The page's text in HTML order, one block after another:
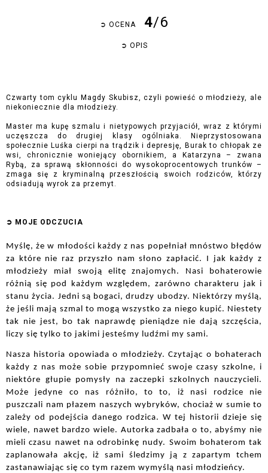
➲ OCENA 4/6
➲ OPIS
Czwarty tom cyklu Magdy Skubisz, czyli powieść o młodzieży, ale
niekoniecznie dla młodzieży.
Master ma kupę szmalu i nietypowych przyjaciół, wraz z którymi
uczęszcza do drugiej klasy ogólniaka. Nieprzystosowana
społecznie Luśka cierpi na trądzik i depresję, Burak to chłopak ze
wsi, chronicznie woniejący obornikiem, a Katarzyna – zwana
Rybą, za sprawą skłonności do wysokoprocentowych trunków –
zmaga się z kryminalną przeszłością swoich rodziców, którzy
odsiadują wyrok za przemyt.
➲ MOJE ODCZUCI A
Myślę, że w młodości każdy z nas popełniał mnóstwo błędów
za które nie raz przyszło nam słono zapłacić. I jak każdy z
młodzieży miał swoją elitę znajomych. Nasi bohaterowie
różnią się pod każdym względem, zarówno charakteru jak i
stanu życia. Jedni są bogaci, drudzy ubodzy. Niektórzy myślą,
że jeśli mają szmal to mogą wszystko za niego kupić. Niestety
tak nie jest, bo tak naprawdę pieniądze nie dają szczęścia,
liczy się tylko to jakimi jesteśmy ludźmi my sami.
Nasza historia opowiada o młodzieży. Czytając o bohaterach
każdy z nas może sobie przypomnieć swoje czasy szkolne, i
niektóre głupie pomysły na zaczepki szkolnych nauczycieli.
Może jedyne co nas różniło, to to, iż nasi rodzice nie
puszczali nam płazem naszych wybryków, chociaż w sumie to
zależy od podejścia danego rodzica. W tej historii dzieje się
wiele, nawet bardzo wiele. Autorka zadbała o to, abyśmy nie
mieli czasu nawet na odrobinkę nudy. Swoim bohaterom tak
zaplanowała akcję, iż sami śledzimy ją z zapartym tchem
zastanawiając się co tym razem wymyślą nasi młodzieńcy.